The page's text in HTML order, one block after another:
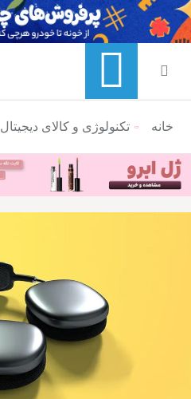
منوی ناوبری خرده نان
خانه تکنولوژی و کالای دیجیتال